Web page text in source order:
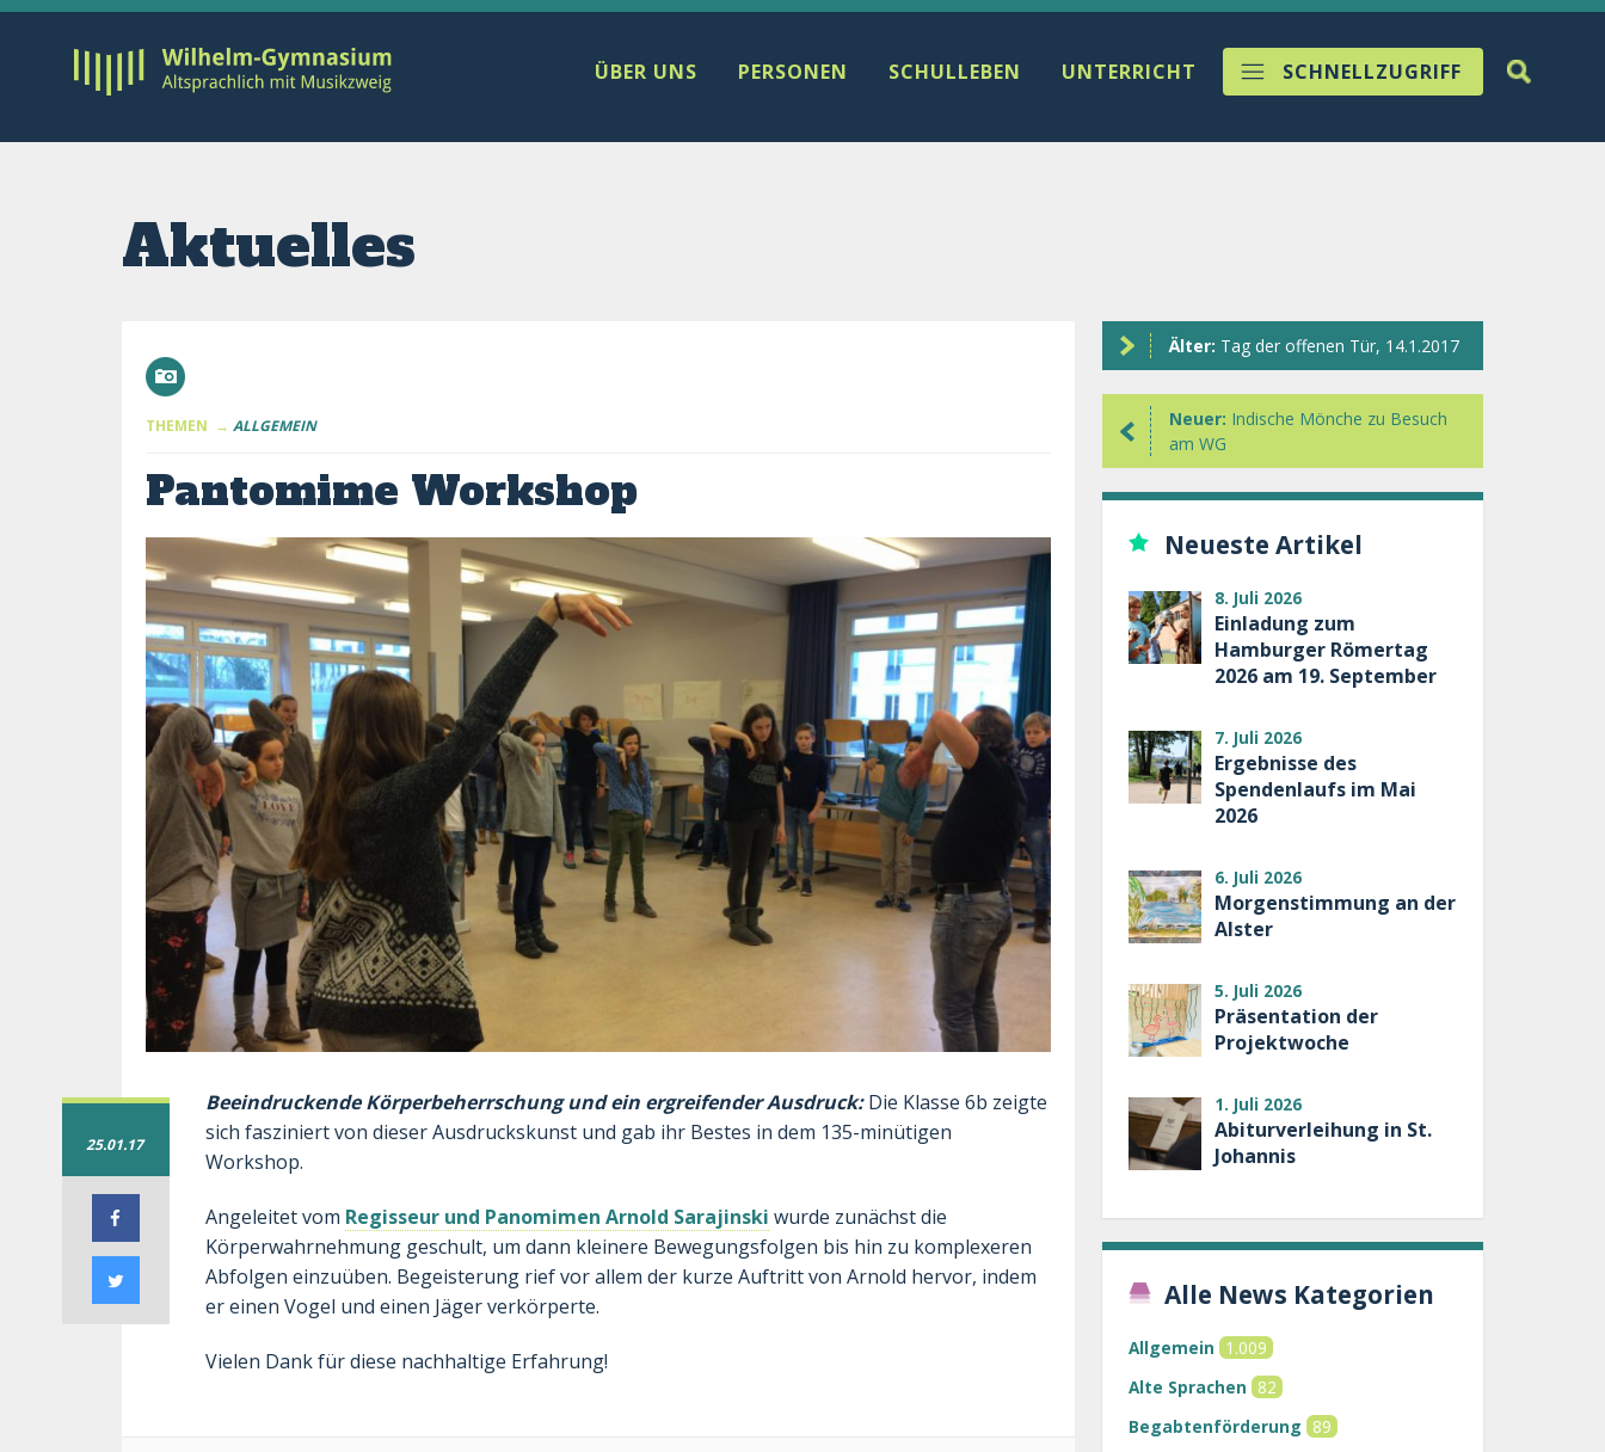
ÜBER UNS PERSONEN SCHULLEBEN UNTERRICHT SCHNELLZUGRIFF
Aktuelles
THEMEN → ALLGEMEIN
Pantomime Workshop
25.01.17
Beeindruckende Körperbeherrschung und ein ergreifender Ausdruck:Die Klasse 6b zeigte
sich fasziniert von dieser Ausdruckskunst und gab ihr Bestes in dem 135-minütigen
Workshop.
Angeleitet vom Regisseur und Panomimen Arnold Sarajinski wurde zunächst die
Körperwahrnehmung geschult, um dann kleinere Bewegungsfolgen bis hin zu komplexeren
Abfolgen einzuüben. Begeisterung rief vor allem der kurze Auftritt von Arnold hervor, indem
er einen Vogel und einen Jäger verkörperte.
Vielen Dank für diese nachhaltige Erfahrung!
Älter: Tag der offenen Tür, 14.1.2017
Neuer: Indische Mönche zu Besuch
am WG
Neueste Artikel
8. Juli 2026
Einladung zum
Hamburger Römertag
2026 am 19. September
7. Juli 2026
Ergebnisse des
Spendenlaufs im Mai
2026
6. Juli 2026
Morgenstimmung an der
Alster
5. Juli 2026
Präsentation der
Projektwoche
1. Juli 2026
Abiturverleihung in St.
Johannis
Alle News Kategorien
Allgemein 1.009
Alte Sprachen 82
Begabtenförderung 89